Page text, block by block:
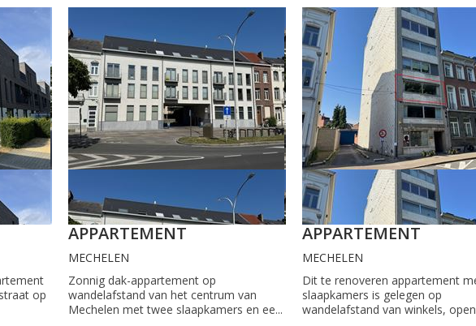
op
APPARTEMENT
MECHELEN
Zonnig dak-appartement op
wandelafstand van het centrum van
Mechelen met twee slaapkamers en ee...
APPARTEMENT
MECHELEN
Dit te renoveren appartement
slaapkamers is gelegen op
wandelafstand van winkels,